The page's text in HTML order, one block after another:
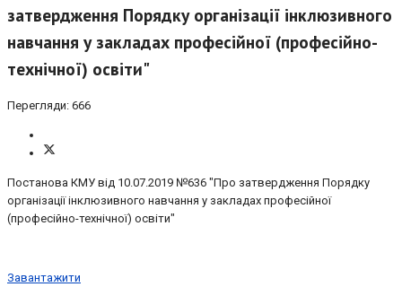
затвердження Порядку організації інклюзивного
навчання у закладах професійної (професійно-
технічної) освіти"
Перегляди: 666
Постанова КМУ від 10.07.2019 №636 "Про затвердження Порядку
організації інклюзивного навчання у закладах професійної
(професійно-технічної) освіти"
Завантажити